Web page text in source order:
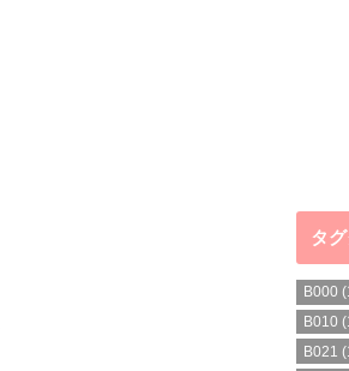
タ
B000
B010
B021